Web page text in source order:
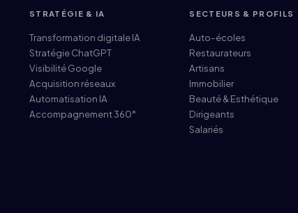
STRATÉGIE & IA
Transformation digitale IA
Stratégie ChatGPT
Visibilité Google
Acquisition réseaux
Automatisation IA
Accompagnement 360°
SECTEURS & PROFILS
Auto-écoles
Restaurateurs
Artisans
Immobilier
Beauté & Esthétique
Dirigeants
Salariés